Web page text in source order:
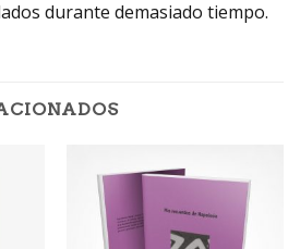
durante demasiado tiempo.